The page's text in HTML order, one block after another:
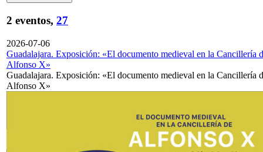
2 eventos, 27
2026-07-06
Guadalajara. Exposición: «El documento medieval en la Cancillería
Alfonso X»
Guadalajara. Exposición: «El documento medieval en la Cancillería
Alfonso X»